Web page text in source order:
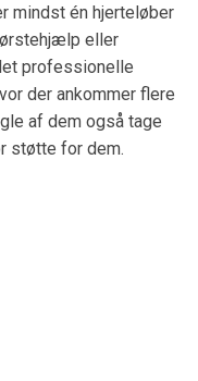
mindst én hjerteløber
eller
professionelle
der ankommer flere
af dem også tage
støtte for dem.